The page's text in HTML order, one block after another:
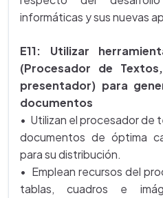
informáticas y sus nuevas
E11: Utilizar
(Procesador de
presentador) para
documentos
• Utilizan el procesador de
documentos de óptima
para su distribución.
• Emplean recursos del
tablas, cuadros e